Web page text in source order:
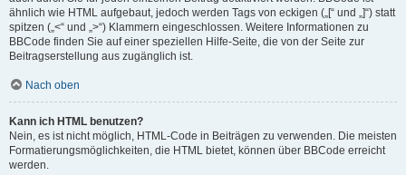
ähnlich wie HTML aufgebaut, jedoch werden Tags von eckigen („[“ und „]“) statt
spitzen („<“ und „>“) Klammern eingeschlossen. Weitere Informationen zu
BBCode finden Sie auf einer speziellen Hilfe-Seite, die von der Seite zur
Beitragserstellung aus zugänglich ist.
Nach oben
Kann ich HTML benutzen?
Nein, es ist nicht möglich, HTML-Code in Beiträgen zu verwenden. Die meisten
Formatierungsmöglichkeiten, die HTML bietet, können über BBCode erreicht
werden.